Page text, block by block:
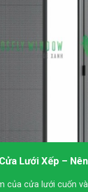
Lưới Xếp –
cửa lưới cuốn và